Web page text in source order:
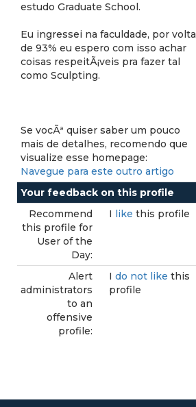
estudo Graduate School.
Eu ingressei na faculdade, por volta
de 93% eu espero com isso achar
coisas respeitÃ¡veis pra fazer tal
como Sculpting.
Se vocÃª quiser saber um pouco
mais de detalhes, recomendo que
visualize esse homepage:
Navegue para este outro artigo
Your feedback on this profile
Recommend
this profile for
User of the
Day:
I like this profile
Alert
administrators
to an
offensive
profile:
I do not like this
profile